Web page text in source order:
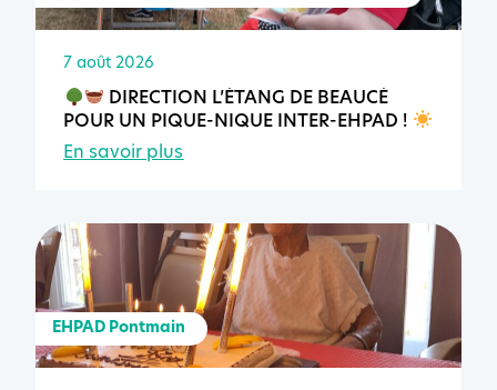
7 août 2026
DIRECTION L’ÉTANG DE BEAUCÉ
POUR UN PIQUE-NIQUE INTER-EHPAD !
En savoir plus
EHPAD Pontmain